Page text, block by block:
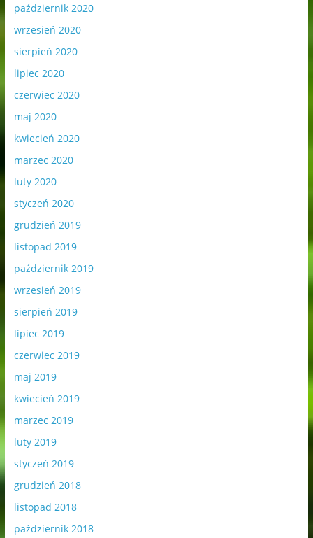
październik 2020
wrzesień 2020
sierpień 2020
lipiec 2020
czerwiec 2020
maj 2020
kwiecień 2020
marzec 2020
luty 2020
styczeń 2020
grudzień 2019
listopad 2019
październik 2019
wrzesień 2019
sierpień 2019
lipiec 2019
czerwiec 2019
maj 2019
kwiecień 2019
marzec 2019
luty 2019
styczeń 2019
grudzień 2018
listopad 2018
październik 2018